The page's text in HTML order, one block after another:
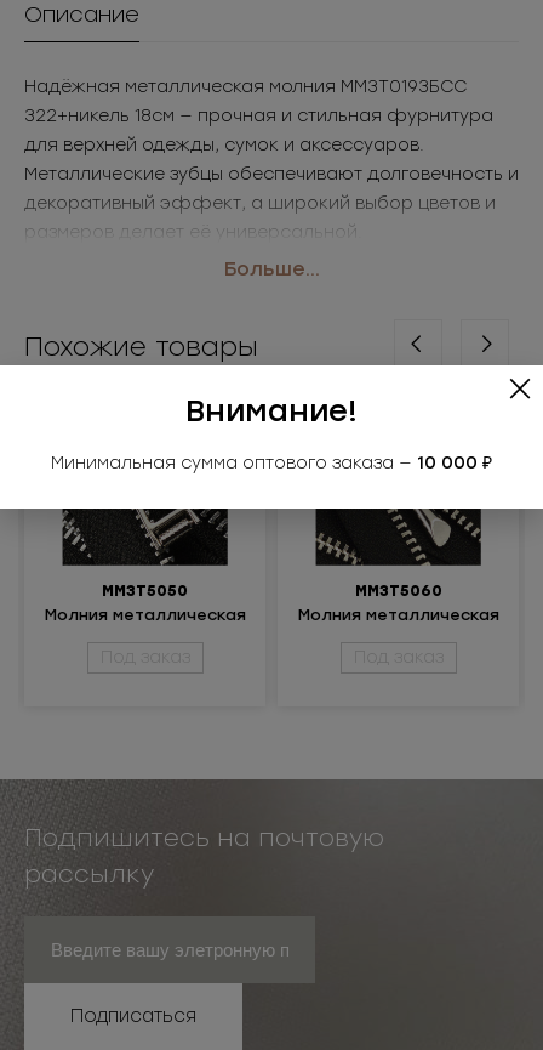
Описание
Надёжная металлическая молния ММ3Т0193БСС
322+никель 18см — прочная и стильная фурнитура
для верхней одежды, сумок и аксессуаров.
Металлические зубцы обеспечивают долговечность и
декоративный эффект, а широкий выбор цветов и
размеров делает её универсальной.
Больше...
Похожие товары
ММ3Т5050
Молния металлическая
неразъёмная 3Т
Под заказ
ММ3Т5060
Молния металлическая
неразъёмная 3Т
Под заказ
Подпишитесь на почтовую
рассылку
Подписаться
Внимание!
Минимальная сумма оптового заказа — 10 000 ₽